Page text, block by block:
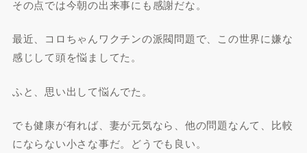
その点では今朝の出来事にも感謝だな。
最近、コロちゃんワクチンの派閥問題で、この世界に嫌な
感じして頭を悩ましてた。
ふと、思い出して悩んでた。
でも健康が有れば、妻が元気なら、他の問題なんて、比較
にならない小さな事だ。どうでも良い。